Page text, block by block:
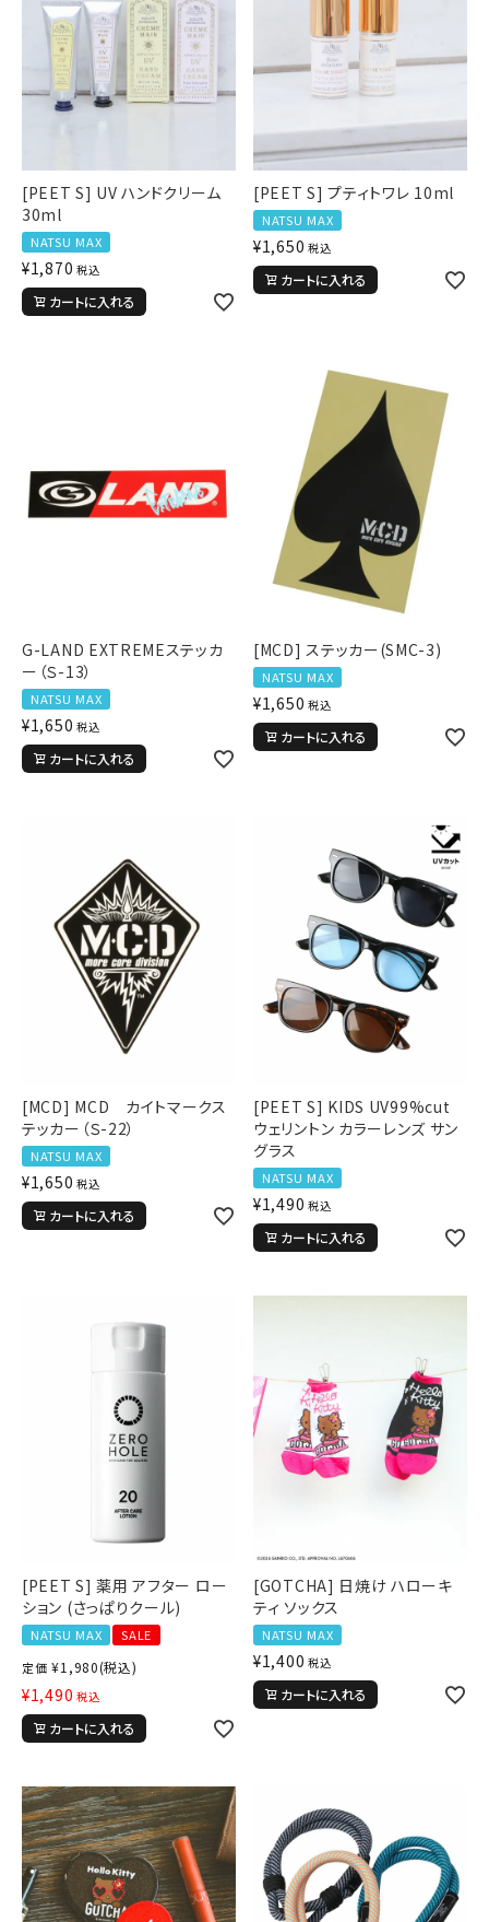
価格から探す
並び順
カテゴリ
サイズ
[PEET S] UV ハンドクリーム
30ml
NATSU MAX
¥1,870 税込
カートに入れる
[PEET S] プティトワレ 10ml
NATSU MAX
¥1,650 税込
カートに入れる
G-LAND EXTREMEステッカ
ー（Ｓ-13）
NATSU MAX
¥1,650 税込
カートに入れる
[MCD] ステッカー(SMC-3)
NATSU MAX
¥1,650 税込
カートに入れる
[MCD] MCD カイトマークス
テッカー（Ｓ-22）
NATSU MAX
¥1,650 税込
カートに入れる
[PEET S] KIDS UV99%cut
ウェリントン カラーレンズ サン
グラス
NATSU MAX
¥1,490 税込
カートに入れる
[PEET S] 薬用 アフター ロー
ション (さっぱりクール)
NATSU MAX
SALE
定価 ¥1,980(税込)
¥1,490 税込
カートに入れる
[GOTCHA] 日焼け ハローキ
ティ ソックス
NATSU MAX
¥1,400 税込
カートに入れる